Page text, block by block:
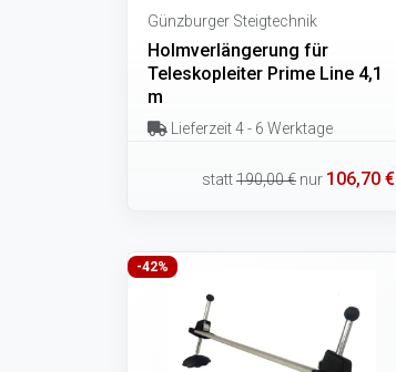
Günzburger Steigtechnik
Holmverlängerung für
Teleskopleiter Prime Line 4,1
m
Lieferzeit 4 - 6 Werktage
statt190,00 € nur 106,70 €
-42%